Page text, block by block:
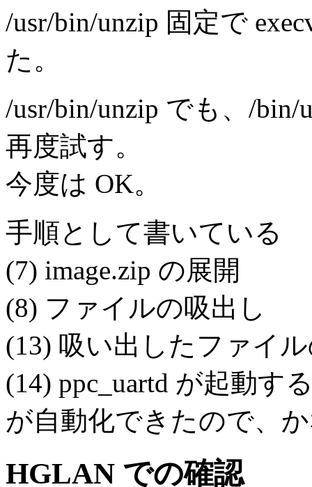
/usr/bin/unzip 固定で
た。
/usr/bin/unzip でも、/
再度試す。
今度は OK。
手順として書いている
(7) image.zip の展開
(8) ファイルの吸出し
(13) 吸い出したファイ
(14) ppc_uartd が起動す
が自動化できたので、
HGLAN での確認